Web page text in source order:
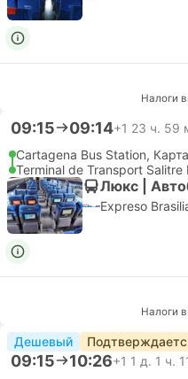
Налоги
09:15 09:14+1 23 ч. 59
Cartagena Bus Station,
Terminal de Transport Salitre
Люкс |
Expreso
Налоги
Дешевый
09:15 10:26+1 1 д. 1 ч.